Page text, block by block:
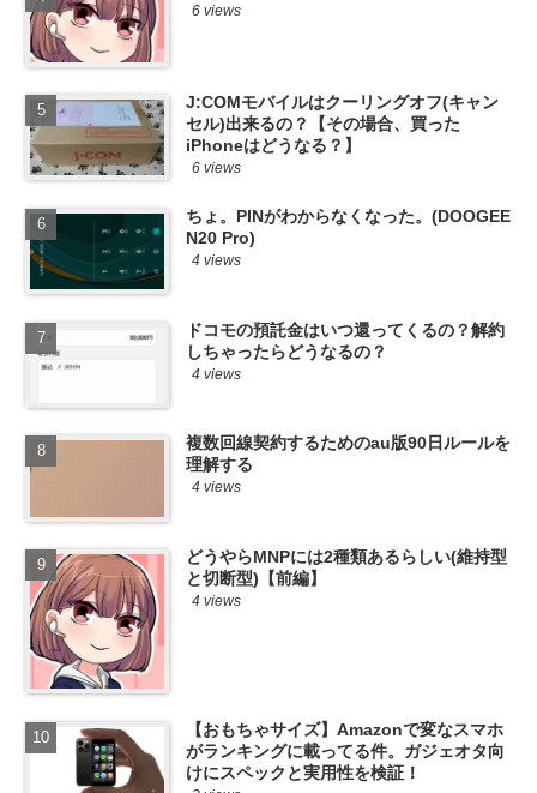
6 views
J:COMモバイルはクーリングオフ(キャン
セル)出来るの？【その場合、買った
iPhoneはどうなる？】
6 views
ちょ。PINがわからなくなった。(DOOGEE
N20 Pro)
4 views
ドコモの預託金はいつ還ってくるの？解約
しちゃったらどうなるの？
4 views
複数回線契約するためのau版90日ルールを
理解する
4 views
どうやらMNPには2種類あるらしい(維持型
と切断型)【前編】
4 views
【おもちゃサイズ】Amazonで変なスマホ
がランキングに載ってる件。ガジェオタ向
けにスペックと実用性を検証！